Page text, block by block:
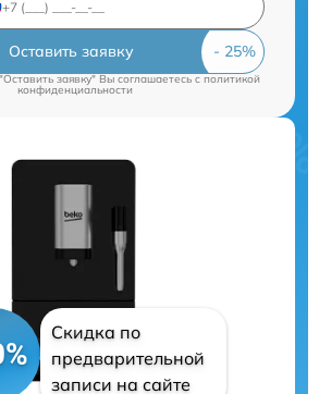
Оставить заявку
заявку" Вы соглашаетесь c политикой
конфиденциальности
Скидка по
предварительной
записи на сайте